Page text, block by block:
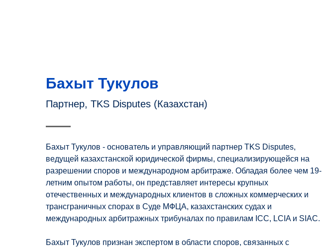
Бахыт Тукулов
Партнер, TKS Disputes (Казахстан)
Бахыт Тукулов - основатель и управляющий партнер TKS Disputes,
ведущей казахстанской юридической фирмы, специализирующейся на
разрешении споров и международном арбитраже. Обладая более чем 19-
летним опытом работы, он представляет интересы крупных
отечественных и международных клиентов в сложных коммерческих и
трансграничных спорах в Суде МФЦА, казахстанских судах и
международных арбитражных трибуналах по правилам ICC, LCIA и SIAC.
Бахыт Тукулов признан экспертом в области споров, связанных с